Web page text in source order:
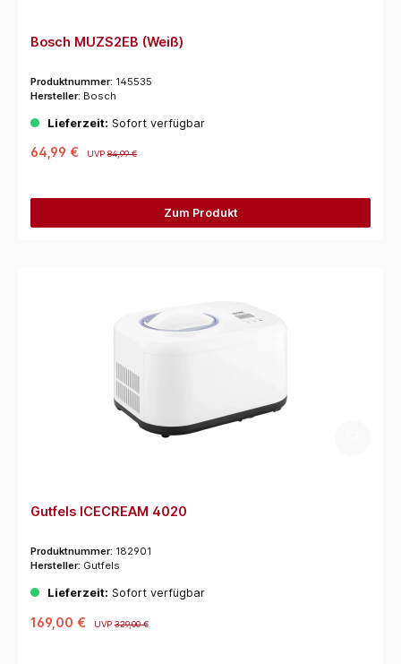
Bosch MUZS2EB (Weiß)
Produktnummer: 145535
Hersteller: Bosch
Lieferzeit: Sofort verfügbar
64,99 € UVP84,99 €
Zum Produkt
Gutfels ICECREAM 4020
Produktnummer: 182901
Hersteller: Gutfels
Lieferzeit: Sofort verfügbar
169,00 € UVP329,00 €